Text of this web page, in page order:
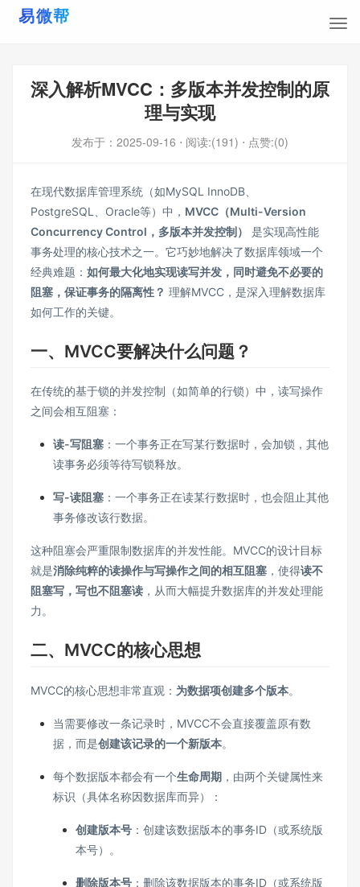
深入解析MVCC：多版本并发控制的原
理与实现
发布于： 2025-09-16 ⋅ 阅读:(191) ⋅ 点赞:(0)
在现代数据库管理系统（如MySQL InnoDB、
PostgreSQL、Oracle等）中， MVCC（Multi-Version
Concurrency Control，多版本并发控制）
是实现高性能
事务处理的核心技术之一。它巧妙地解决了数据库领域一个
经典难题： 如何最大化地实现读写并发，同时避免不必要的
阻塞，保证事务的隔离性？ 理解MVCC，是深入理解数据库
如何工作的关键。
一、MVCC要解决什么问题？
在传统的基于锁的并发控制（如简单的行锁）中，读写操作
之间会相互阻塞：
读-写阻塞 ：一个事务正在写某行数据时，会加锁，其他
读事务必须等待写锁释放。
写-读阻塞 ：一个事务正在读某行数据时，也会阻止其他
事务修改该行数据。
这种阻塞会严重限制数据库的并发性能。MVCC的设计目标
就是消除纯粹的读操作与写操作之间的相互阻塞 ，使得读不
阻塞写，写也不阻塞读 ，从而大幅提升数据库的并发处理能
力。
二、MVCC的核心思想
MVCC的核心思想非常直观： 为数据项创建多个版本。
当需要修改一条记录时，MVCC不会直接覆盖原有数
据，而是创建该记录的一个新版本。
每个数据版本都会有一个生命周期 ，由两个关键属性来
标识（具体名称因数据库而异）：
创建版本号 ：创建该数据版本的事务ID（或系统版
本号）。
删除版本号 ：删除该数据版本的事务ID（或系统版